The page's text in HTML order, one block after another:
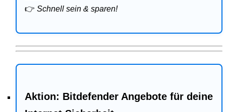
Ratgeber
👉 Schnell sein & sparen!
Aktion: Bitdefender Angebote für deine